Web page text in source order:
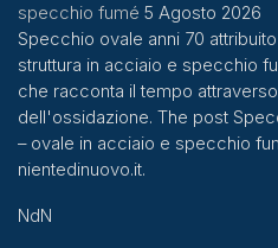
specchio fumé 5 Agosto 2026
Specchio ovale anni 70
struttura in acciaio e specchio
che racconta il tempo
dell'ossidazione. The post
– ovale in acciaio e specchio
nientedinuovo.it.
NdN